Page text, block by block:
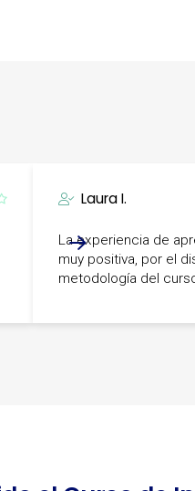
Laura I.
La experiencia de
muy positiva, por el
metodología del